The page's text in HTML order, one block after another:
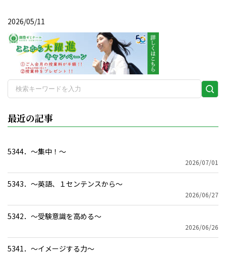
2026/05/11
検
最近の記事
5344．～集中！〜
2026/07/01
5343．～英語、１センテンスから〜
2026/06/27
5342．～受験意識を高める〜
2026/06/26
5341．～イメージする力〜